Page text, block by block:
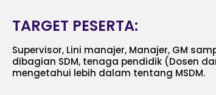
TARGET PESERTA:
Supervisor, Lini manajer, Manajer, GM
dibagian SDM, tenaga pendidik (Dosen
mengetahui lebih dalam tentang MSDM.